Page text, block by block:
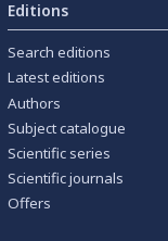
Editions
Search editions
Latest editions
Authors
Subject catalogue
Scientific series
Scientific journals
Offers